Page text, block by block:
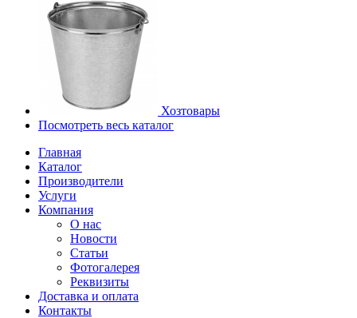
Хозтовары
Посмотреть весь каталог
Главная
Каталог
Производители
Услуги
Компания
О нас
Новости
Статьи
Фотогалерея
Реквизиты
Доставка и оплата
Контакты